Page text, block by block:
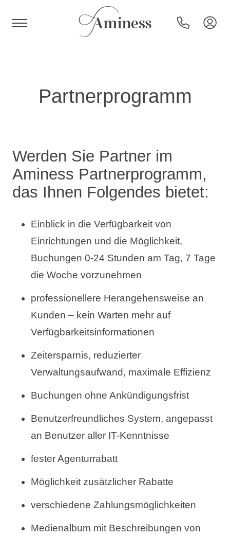
Campingplätze
Sonderangebote
Reiseziele
Urlaubsarten
Marken
Ami Loyalty Programm
Blogs
Partnerprogramm
Werden Sie Partner im
Aminess Partnerprogramm,
das Ihnen Folgendes bietet:
Einblick in die Verfügbarkeit von
Einrichtungen und die Möglichkeit,
Buchungen 0-24 Stunden am Tag, 7 Tage
die Woche vorzunehmen
professionellere Herangehensweise an
Kunden – kein Warten mehr auf
Verfügbarkeitsinformationen
Zeitersparnis, reduzierter
Verwaltungsaufwand, maximale Effizienz
Buchungen ohne Ankündigungsfrist
Benutzerfreundliches System, angepasst
an Benutzer aller IT-Kenntnisse
fester Agenturrabatt
Möglichkeit zusätzlicher Rabatte
verschiedene Zahlungsmöglichkeiten
Medienalbum mit Beschreibungen von